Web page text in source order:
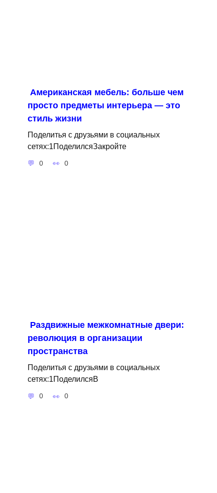
Американская мебель: больше чем
просто предметы интерьера — это
стиль жизни
Поделитья с друзьями в социальных
сетях:1ПоделилсяЗакройте
0 0
Раздвижные межкомнатные двери:
революция в организации
пространства
Поделитья с друзьями в социальных
сетях:1ПоделилсяВ
0 0